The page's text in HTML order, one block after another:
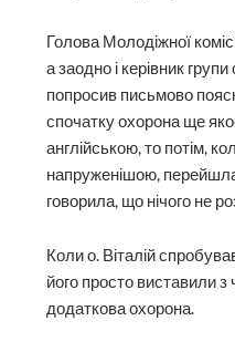
Голова Молодіжної
а заодно і керівник
попросив письмово
спочатку охорона ще
англійською, то потім,
напруженішою,
говорила, що нічого не
Коли о. Віталій
його просто виставили
додаткова охорона.